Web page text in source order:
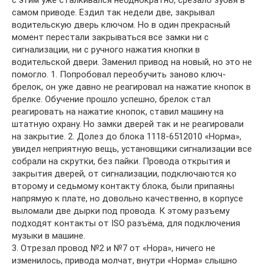
самом приводе. Ездил так недели две, закрывал
водительскую дверь ключом. Но в один прекрасный
момент перестали закрываться все замки ни с
сигнализации, ни с ручного нажатия кнопки в
водительской двери. Заменил привод на новый, но это не
помогло. 1. Попробовал переобучить заново ключ-
брелок, он уже давно не реагировал на нажатие кнопок в
брелке. Обучение прошло успешно, брелок стал
реагировать на нажатие кнопок, ставил машину на
штатную охрану. Но замки дверей так и не реагировали
на закрытие. 2. Долез до блока 1118-6512010 «Норма»,
увидел неприятную вещь, установщики сигнализации все
собрали на скрутки, без пайки. Провода открытия и
закрытия дверей, от сигнализации, подключаются ко
второму и седьмому контакту блока, были припаяны
напрямую к плате, но довольно качественно, в корпусе
выломали две дырки под провода. К этому разъему
подходят контакты от ISO разъёма, для подключения
музыки в машине.
3. Отрезал провод №2 и №7 от «Нора», ничего не
изменилось, привода молчат, внутри «Норма» слышно